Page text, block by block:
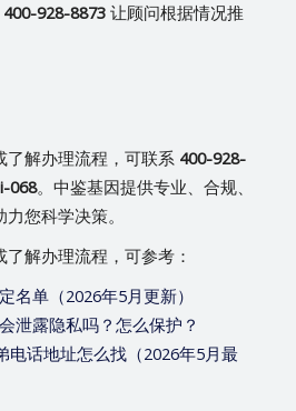
400-928-8873让顾问根据情况推
了解办理流程，可联系 400-928-
068。中鉴基因提供专业、合规、
您科学决策。
解办理流程，可参考：
名单（2026年5月更新）
泄露隐私吗？怎么保护？
电话地址怎么找（2026年5月最